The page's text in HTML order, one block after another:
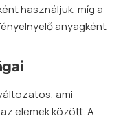
használjuk, míg a
anyagként
ami
elemek között. A